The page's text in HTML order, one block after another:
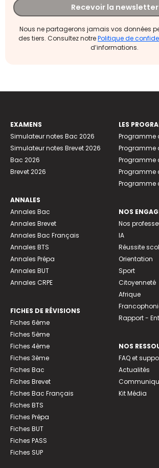
Recevoir la newsletter
Nous ne partagerons jamais vos données
des tiers. Consultez notrePolitique de
d’informations.
EXAMENS
Simulateur notes Bac 2026
Simulateur notes Brevet 2026
Bac 2026
Brevet 2026
ANNALES
Annales Bac
Annales Brevet
Annales Bac Français
Annales BTS
Annales Prépa
Annales BUT
Annales CRPE
FICHES DE RÉVISIONS
Fiches 6ème
Fiches 5ème
Fiches 4ème
Fiches 3ème
Fiches Bac
Fiches Brevet
Fiches Bac Français
Fiches BTS
Fiches Prépa
Fiches BUT
Fiches PASS
Fiches SUP
LES
Programme
Programme
Programme
Programme
Programme
NOS
Nos
IA
Réussite
Orientation
Sport
Citoyenneté
Afrique
Rapport -
NOS
FAQ et
Actualités
Kit Média